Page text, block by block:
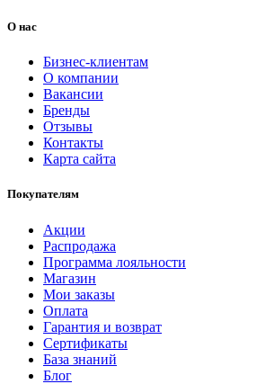
О нас
Бизнес-клиентам
О компании
Вакансии
Бренды
Отзывы
Контакты
Карта сайта
Покупателям
Акции
Распродажа
Программа лояльности
Магазин
Мои заказы
Оплата
Гарантия и возврат
Сертификаты
База знаний
Блог